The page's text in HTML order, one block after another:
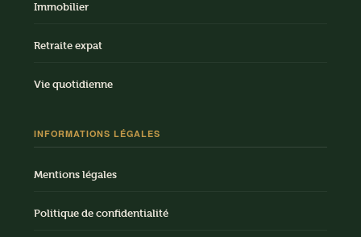
Immobilier
Retraite expat
Vie quotidienne
INFORMATIONS LÉGALES
Mentions légales
Politique de confidentialité